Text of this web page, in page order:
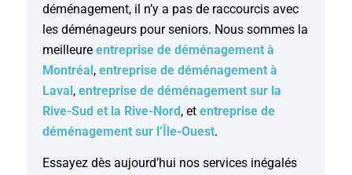
déménagement, il n’y a pas de raccourcis avec
les déménageurs pour seniors. Nous sommes la
meilleure entreprise de déménagement à
Montréal, entreprise de déménagement à
Laval, entreprise de déménagement sur la
Rive-Sud et la Rive-Nord, et entreprise de
déménagement sur l’Île-Ouest.
Essayez dès aujourd’hui nos services inégalés